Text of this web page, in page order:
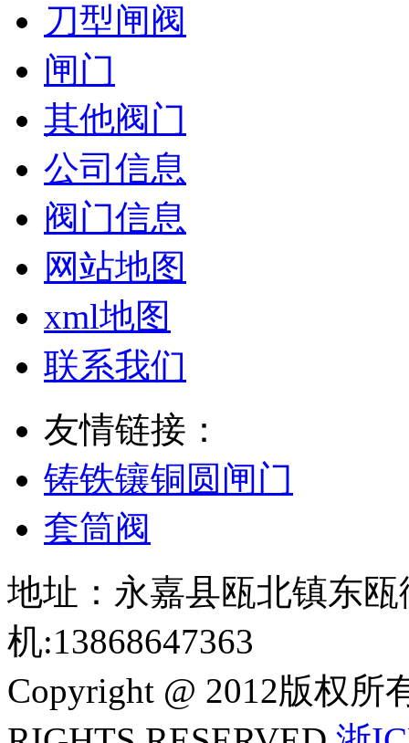
刀型闸阀
闸门
其他阀门
公司信息
阀门信息
网站地图
xml地图
联系我们
友情链接：
铸铁镶铜圆闸门
套筒阀
地址：永嘉县瓯北镇东
机:13868647363
Copyright @ 2012版权